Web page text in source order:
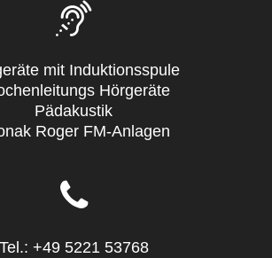
mit Induktionsspule
Hörgeräte
Pädakustik
Roger FM-Anlagen
Tel.: +49 5221 53768